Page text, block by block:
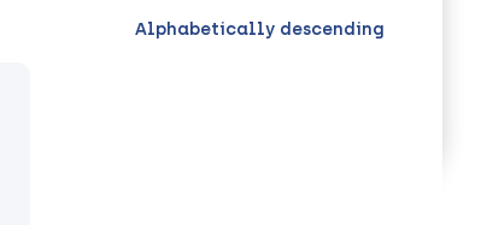
Alphabetically descending